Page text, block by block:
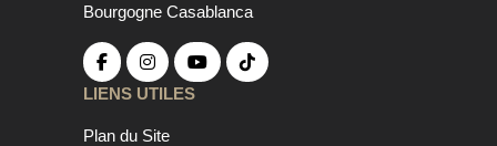
Bourgogne Casablanca
LIENS UTILES
Plan du Site